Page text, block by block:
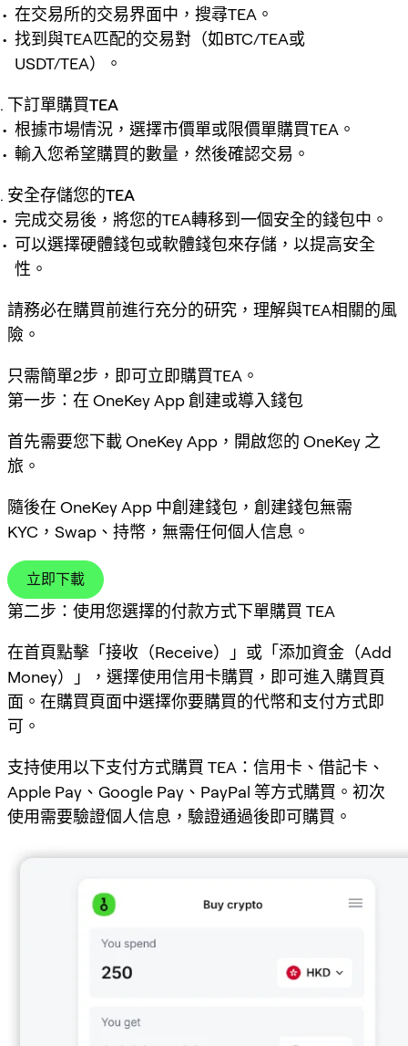
在交易所的交易界面中，搜尋TEA。
找到與TEA匹配的交易對（如BTC/TEA或
USDT/TEA）。
下訂單購買TEA
根據市場情況，選擇市價單或限價單購買TEA。
輸入您希望購買的數量，然後確認交易。
安全存儲您的TEA
完成交易後，將您的TEA轉移到一個安全的錢包中。
可以選擇硬體錢包或軟體錢包來存儲，以提高安全
性。
請務必在購買前進行充分的研究，理解與TEA相關的風
險。
只需簡單2步，即可立即購買TEA。
第一步：在 OneKey App 創建或導入錢包
首先需要您下載 OneKey App，開啟您的 OneKey 之
旅。
隨後在 OneKey App 中創建錢包，創建錢包無需
KYC，Swap、持幣，無需任何個人信息。
立即下載
第二步：使用您選擇的付款方式下單購買 TEA
在首頁點擊「接收（Receive）」或「添加資金（Add
Money）」，選擇使用信用卡購買，即可進入購買頁
面。在購買頁面中選擇你要購買的代幣和支付方式即
可。
支持使用以下支付方式購買 TEA：信用卡、借記卡、
Apple Pay、Google Pay、PayPal 等方式購買。初次
使用需要驗證個人信息，驗證通過後即可購買。